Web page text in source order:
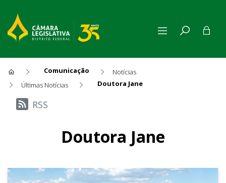
Comunicação
Notícias
Últimas Notícias
Doutora Jane
Últimas Notícias
RSS
Doutora Jane